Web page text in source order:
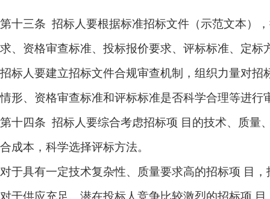
第十三条 招标人要根据标准招标文件（示范文本）
求、资格审查标准、投标报价要求、评标标准、定
招标人要建立招标文件合规审查机制，组织力量对
情形、资格审查标准和评标标准是否科学合理等进
第十四条 招标人要综合考虑招标项 目的技术、质量
合成本，科学选择评标方法。
对于具有一定技术复杂性、质量要求高的招标项 目
对于供应充足、潜在投标人竞争比较激烈的招标项